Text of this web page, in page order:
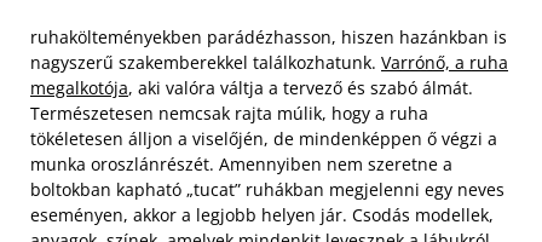
ruhakölteményekben parádézhasson, hiszen hazánkban is
nagyszerű szakemberekkel találkozhatunk. Varrónő, a ruha
megalkotója, aki valóra váltja a tervező és szabó álmát.
Természetesen nemcsak rajta múlik, hogy a ruha
tökéletesen álljon a viselőjén, de mindenképpen ő végzi a
munka oroszlánrészét. Amennyiben nem szeretne a
boltokban kapható „tucat” ruhákban megjelenni egy neves
eseményen, akkor a legjobb helyen jár. Csodás modellek,